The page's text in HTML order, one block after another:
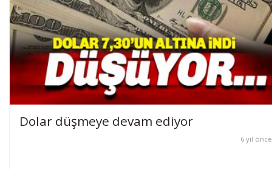
Dolar düşmeye devam ediyor
6 yıl önce